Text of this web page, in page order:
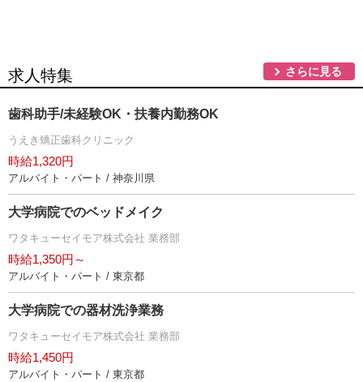
求人特集 さらに見る
歯科助手/未経験OK・扶養内勤務OK
うえき矯正歯科クリニック
時給1,320円
アルバイト・パート / 神奈川県
大学病院でのベッドメイク
ワタキューセイモア株式会社 業務部
時給1,350円～
アルバイト・パート / 東京都
大学病院での器材洗浄業務
ワタキューセイモア株式会社 業務部
時給1,450円
アルバイト・パート / 東京都